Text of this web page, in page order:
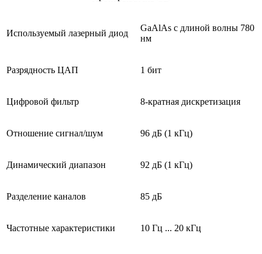
Используемый лазерный диод
GaAlAs с длиной волны 780
нм
Разрядность ЦАП 1 бит
Цифровой фильтр 8-кратная дискретизация
Отношение сигнал/шум 96 дБ (1 кГц)
Динамический диапазон 92 дБ (1 кГц)
Разделение каналов 85 дБ
Частотные характеристики 10 Гц ... 20 кГц